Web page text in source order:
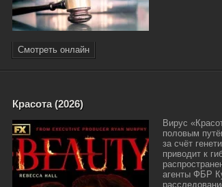
Смотреть онлайн
Красота (2026)
Вирус
половым
за счёт
приводит к
агенты ФБР